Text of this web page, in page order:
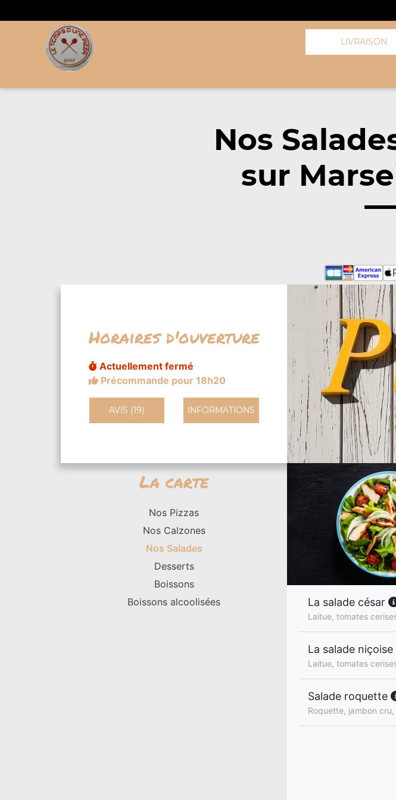
LIVRAISON
Nos
sur
Horaires d'ouverture
Actuellement fermé
Précommande pour 18h20
AVIS (19) INFORMATIONS
La carte
Nos Pizzas
Nos Calzones
Nos Salades
Desserts
Boissons
Boissons alcoolisées
La salade césar
Laitue, tomates
La salade niçoise
Laitue, tomates
Salade roquette
Roquette, jambon